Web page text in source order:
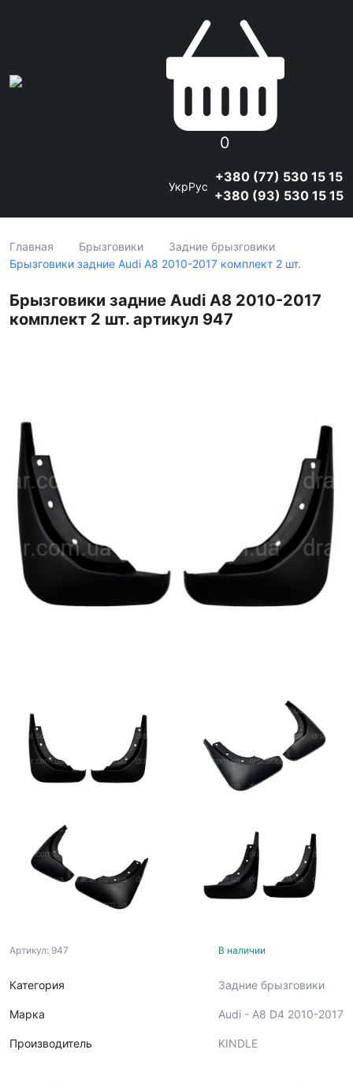
0
УкрРус
+380 (77) 530 15 15
+380 (93) 530 15 15
Главная Брызговики
Задние брызговики
Брызговики задние Audi A8 2010-2017 комплект 2 шт.
Брызговики задние Audi A8 2010-2017
комплект 2 шт. артикул 947
Артикул: 947
Категория
Марка
Производитель
В наличии
Задние брызговики
Audi - A8 D4 2010-2017
KINDLE